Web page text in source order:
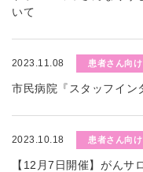
いて
2023.11.08 患者さん向け
市民病院『スタッフイン
2023.10.18 患者さん向け
【12月7日開催】がんサ